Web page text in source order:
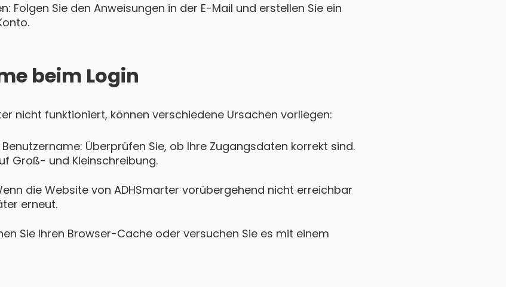
Folgen Sie den Anweisungen in der E-Mail und erstellen Sie ein
beim Login
nicht funktioniert, können verschiedene Ursachen vorliegen:
Überprüfen Sie, ob Ihre Zugangsdaten korrekt sind.
Groß- und Kleinschreibung.
die Website von ADHSmarter vorübergehend nicht erreichbar
erneut.
Sie Ihren Browser-Cache oder versuchen Sie es mit einem